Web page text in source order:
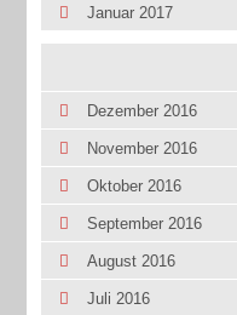
Januar 2017
Dezember 2016
November 2016
Oktober 2016
September 2016
August 2016
Juli 2016